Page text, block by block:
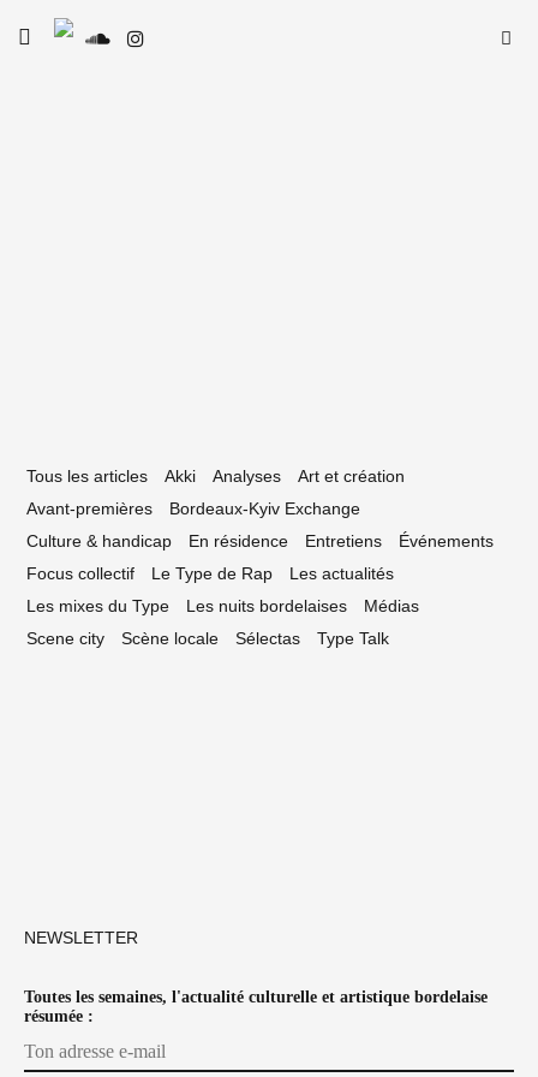
Skip
toggle
Tous les articles Akki Analyses
Art et création
Avant-premières
Bordeaux-Kyiv Exchange
Culture & handicap
En résidence Entretiens
Événements
Focus collectif
Le Type de Rap
Les actualités
Les mixes du Type
Les nuits bordelaises
Médias
Scene city
Scène locale Sélectas Type Talk
NEWSLETTER
Toutes les semaines, l'actualité culturelle et artistique bordelaise
résumée :